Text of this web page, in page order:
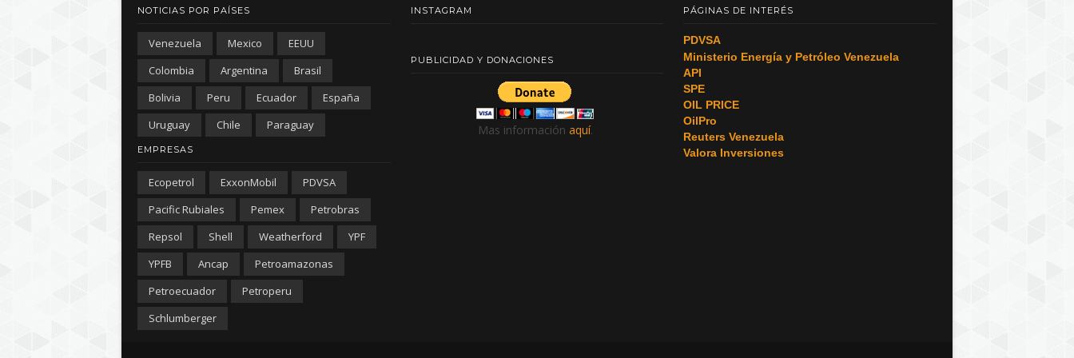
NOTICIAS POR PAÍSES
Venezuela Mexico
EEUU
Colombia
Argentina
Brasil
Bolivia
Peru Ecuador
España
Uruguay
Chile Paraguay
EMPRESAS
Ecopetrol ExxonMobil
PDVSA
Pacific Rubiales
Pemex
Petrobras
Repsol
Shell Weatherford
YPF
YPFB
Ancap
Petroamazonas
Petroecuador
Petroperu
Schlumberger
INSTAGRAM
PUBLICIDAD Y DONACIONES
Mas información aquí.
PÁGINAS DE INTERÉS
PDVSA
Ministerio Energía y Petróleo Venezuela
API
SPE
OIL PRICE
OilPro
Reuters Venezuela
Valora Inversiones